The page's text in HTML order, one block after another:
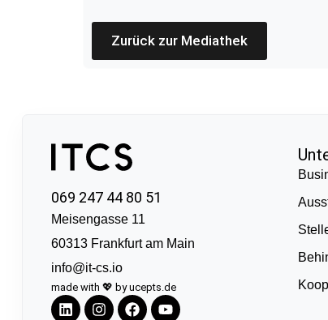
Zurück zur Mediathek
069 247 44 80 51
Meisengasse 11
60313 Frankfurt am Main
info@it-cs.io
made with 💖 by ucepts.de